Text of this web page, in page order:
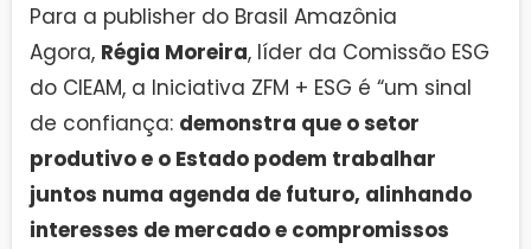
Para a publisher do Brasil Amazônia
Agora, Régia Moreira, líder da Comissão ESG
do CIEAM, a Iniciativa ZFM + ESG é “um sinal
de confiança: demonstra que o setor
produtivo e o Estado podem trabalhar
juntos numa agenda de futuro, alinhando
interesses de mercado e compromissos